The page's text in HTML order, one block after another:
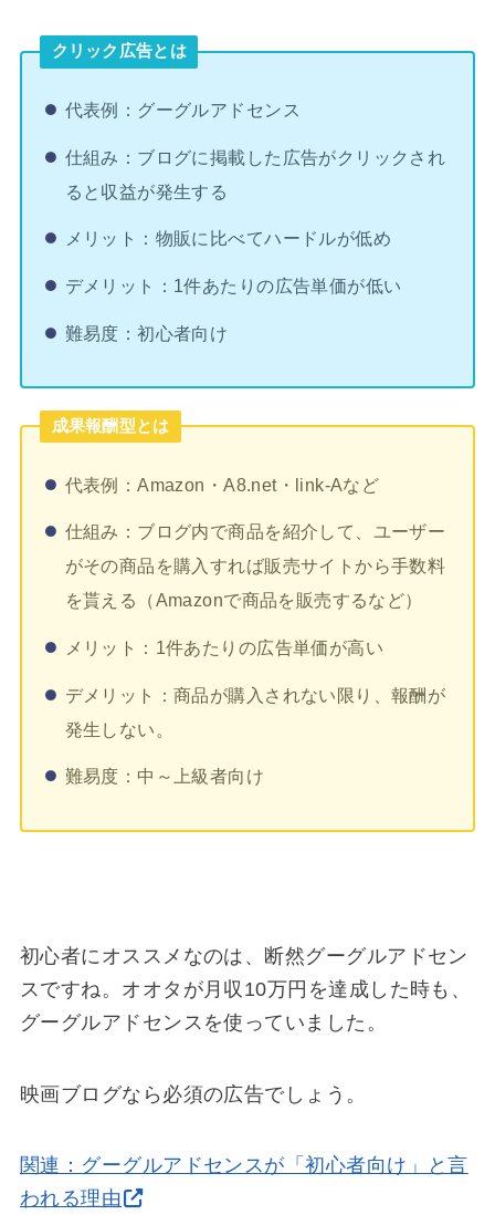
クリック広告とは
代表例：グーグルアドセンス
仕組み：ブログに掲載した広告がクリックされ
ると収益が発生する
メリット：物販に比べてハードルが低め
デメリット：1件あたりの広告単価が低い
難易度：初心者向け
成果報酬型とは
代表例：Amazon・A8.net・link-Aなど
仕組み：ブログ内で商品を紹介して、ユーザー
がその商品を購入すれば販売サイトから手数料
を貰える（Amazonで商品を販売するなど）
メリット：1件あたりの広告単価が高い
デメリット：商品が購入されない限り、報酬が
発生しない。
難易度：中～上級者向け
初心者にオススメなのは、断然グーグルアドセン
スですね。オオタが月収10万円を達成した時も、
グーグルアドセンスを使っていました。
映画ブログなら必須の広告でしょう。
関連：グーグルアドセンスが「初心者向け」と言
われる理由